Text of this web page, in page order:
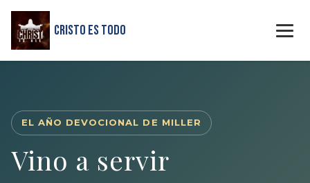
Cristo Es Todo
EL AÑO DEVOCIONAL DE MILLER
Vino a servir